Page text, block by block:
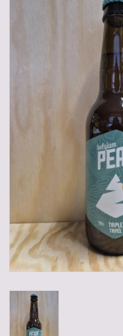
Manden/Kratten
Mixdozen
Streekproducten
Sweets